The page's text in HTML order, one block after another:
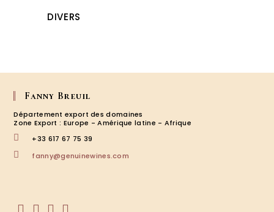
DIVERS
Fanny Breuil
Département export des domaines
Zone Export : Europe - Amérique latine - Afrique
+33 617 67 75 39
fanny@genuinewines.com